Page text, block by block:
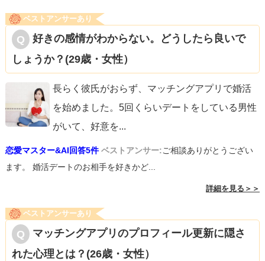
ベストアンサーあり
好きの感情がわからない。どうしたら良いで
しょうか？(29歳・女性）
長らく彼氏がおらず、マッチングアプリで婚活
を始めました。5回くらいデートをしている男性
がいて、好意を...
恋愛マスター&AI回答5件 ベストアンサー:ご相談ありがとうござい
ます。 婚活デートのお相手を好きかど...
詳細を見る＞＞
ベストアンサーあり
マッチングアプリのプロフィール更新に隠さ
れた心理とは？(26歳・女性）